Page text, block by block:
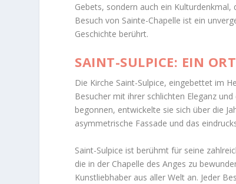
Gebets, sondern auch ein
Besuch von Sainte-Chapelle ist ein
Geschichte berührt.
SAINT-SULPICE: EIN
Die Kirche Saint-Sulpice, eingebettet im
Besucher mit ihrer schlichten Eleganz
begonnen, entwickelte sie sich über die
asymmetrische Fassade und das
Saint-Sulpice ist berühmt für seine
die in der Chapelle des Anges zu
Kunstliebhaber aus aller Welt an. Jeder